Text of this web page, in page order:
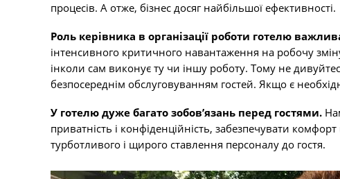
процесів. А отже, бізнес досяг найбільшої ефективності.
Роль керівника в організації роботи готелю
інтенсивного критичного навантаження на робочу
інколи сам виконує ту чи іншу роботу. Тому не
безпосереднім обслуговуванням гостей. Якщо є
У готелю дуже багато зобов’язань перед гостями.
приватність і конфіденційність, забезпечувати
турботливого і щирого ставлення персоналу до гостя.